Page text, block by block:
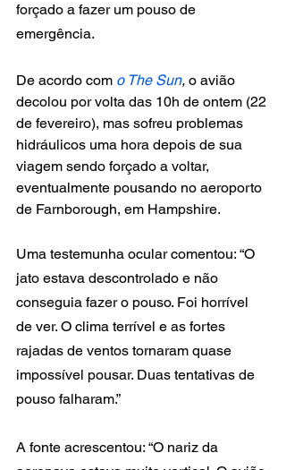
forçado a fazer um pouso de
emergência.
De acordo com o The Sun, o avião
decolou por volta das 10h de ontem (22
de fevereiro), mas sofreu problemas
hidráulicos uma hora depois de sua
viagem sendo forçado a voltar,
eventualmente pousando no aeroporto
de Farnborough, em Hampshire.
Uma testemunha ocular comentou: “O
jato estava descontrolado e não
conseguia fazer o pouso. Foi horrível
de ver. O clima terrível e as fortes
rajadas de ventos tornaram quase
impossível pousar. Duas tentativas de
pouso falharam.”
A fonte acrescentou: “O nariz da